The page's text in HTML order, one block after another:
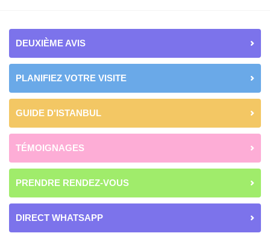
DEUXIÈME AVIS
PLANIFIEZ VOTRE VISITE
GUIDE D'ISTANBUL
TÉMOIGNAGES
PRENDRE RENDEZ-VOUS
DIRECT WHATSAPP